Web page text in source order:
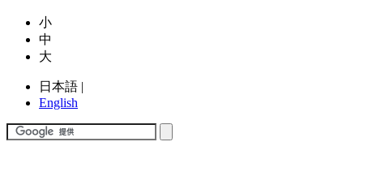
小
中
大
日本語 |
English